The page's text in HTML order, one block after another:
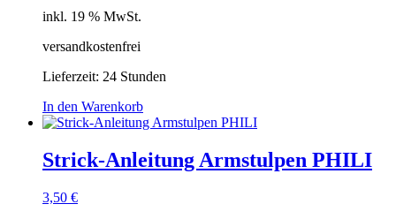
inkl. 19 % MwSt.
versandkostenfrei
Lieferzeit: 24 Stunden
In den Warenkorb
Strick-Anleitung Armstulpen PHILI
3,50 €